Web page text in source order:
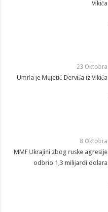
Vikića
23 Oktobra
Umrla je Mujetić Derviša iz Vikića
8 Oktobra
MMF Ukrajini zbog ruske agresije
odbrio 1,3 milijardi dolara